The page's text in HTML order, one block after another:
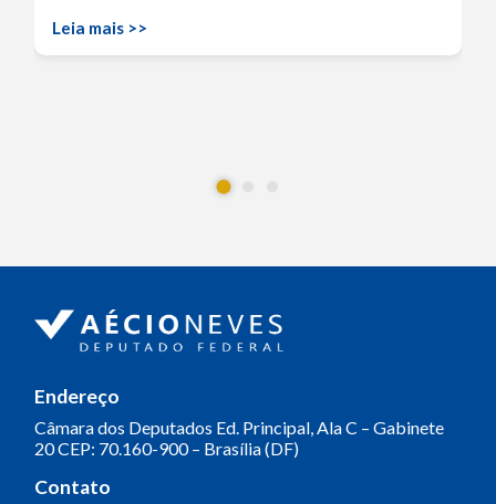
Leia mais >>
Endereço
Câmara dos Deputados Ed. Principal, Ala C – Gabinete
20CEP: 70.160-900 – Brasília (DF)
Contato